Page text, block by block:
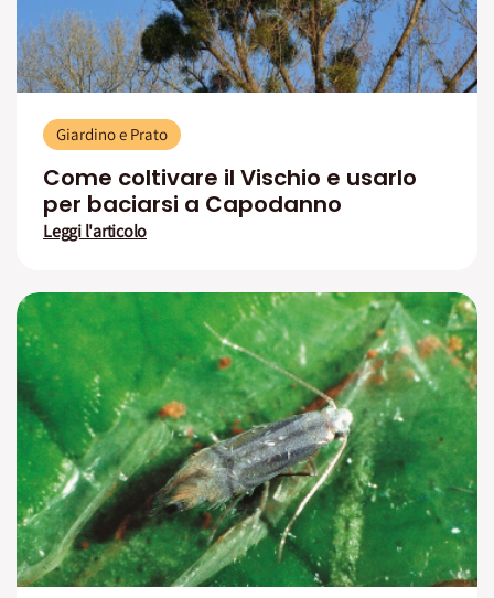
Giardino e Prato
Come coltivare il Vischio e usarlo
per baciarsi a Capodanno
Leggi l'articolo